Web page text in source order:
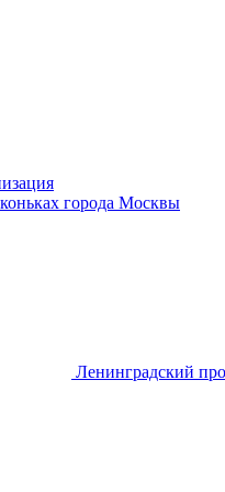
города Москвы
Ленинградский